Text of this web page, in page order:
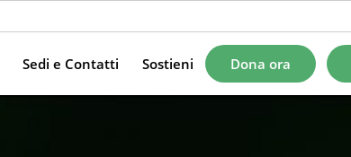
Sedi e Contatti Sostieni Dona ora